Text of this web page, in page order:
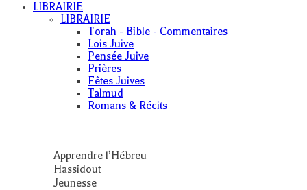
LIBRAIRIE
LIBRAIRIE
Torah - Bible - Commentaires
Lois Juive
Pensée Juive
Prières
Fêtes Juives
Talmud
Romans & Récits
Apprendre l’Hébreu
Hassidout
Jeunesse